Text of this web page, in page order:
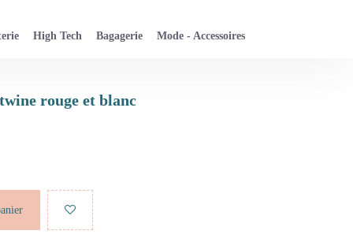
High Tech Bagagerie Mode - Accessoires
rouge et blanc